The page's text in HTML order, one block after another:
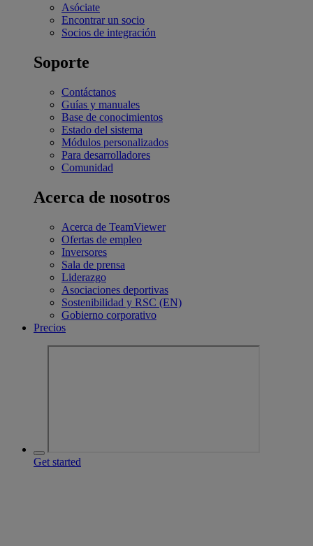
Asóciate
Encontrar un socio
Socios de integración
Soporte
Contáctanos
Guías y manuales
Base de conocimientos
Estado del sistema
Módulos personalizados
Para desarrolladores
Comunidad
Acerca de nosotros
Acerca de TeamViewer
Ofertas de empleo
Inversores
Sala de prensa
Liderazgo
Asociaciones deportivas
Sostenibilidad y RSC (EN)
Gobierno corporativo
Precios
Get started